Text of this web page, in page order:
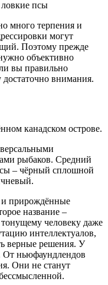
псы
много терпения и
могут
Поэтому прежде
объективно
вы правильно
достаточно внимания.
канадском острове.
рыбаков. Средний
– чёрный сплошной
прирождённые
название –
человеку даже
интеллектуалов,
верные решения. У
От ньюфаундлендов
Они не станут